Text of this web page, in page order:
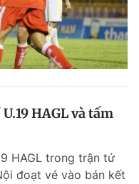
HAGL và tấm
HAGL trong trận tứ
đoạt vé vào bán kết